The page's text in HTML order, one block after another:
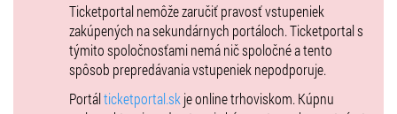
Herecké obsadenie:
PAĽO - Marek Majeský
ČAKAJ - Peter Sklár / Marián Labuda / Viktor Vincze
ZMIJA - Danica Jurčová / Zuzana Nováková
Ticketportal nemôže zaručiť pravosť vstupeniek
zakúpených na sekundárnych portáloch. Ticketportal s
týmito spoločnosťami nemá nič spoločné a tento
spôsob prepredávania vstupeniek nepodporuje.
Portálticketportal.sk je online trhoviskom. Kúpnu